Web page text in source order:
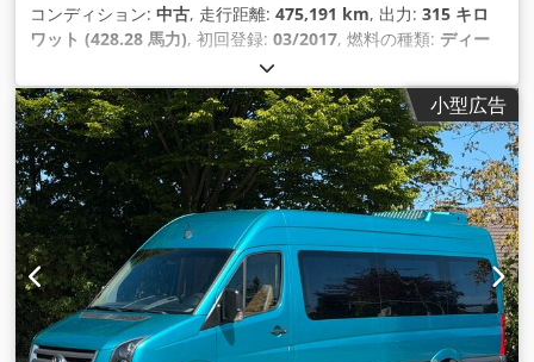
コンディション: 中古, 走行距離: 475,191 km, 出力: 315 キロ
ワット (428.28 馬力), 初回登録: 03/2017, 燃料の種類: ディー
オートマチック, 排出クラス:
ブレーキ:リターダ, 製造年:2017, 装備:ABS（アンチロック・
ブレーキ・システム）, イモビライザーシステム, エアコン, ク
ルーズコントロール, セントラルロック, トラクションコントロ
ール, パワーステアリング, フォグランプ, 電子安定制御プログ
ラム (ESP) ,
小型広告